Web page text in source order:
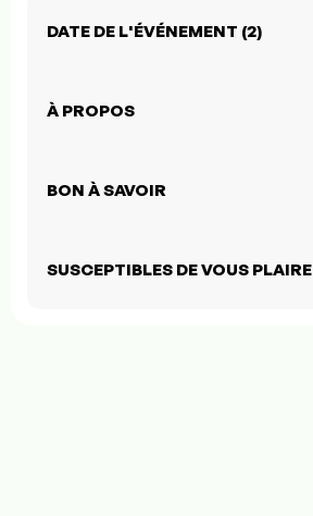
DATE DE L'ÉVÉNEMENT (2)
À PROPOS
BON À SAVOIR
SUSCEPTIBLES DE VOUS PLAIRE